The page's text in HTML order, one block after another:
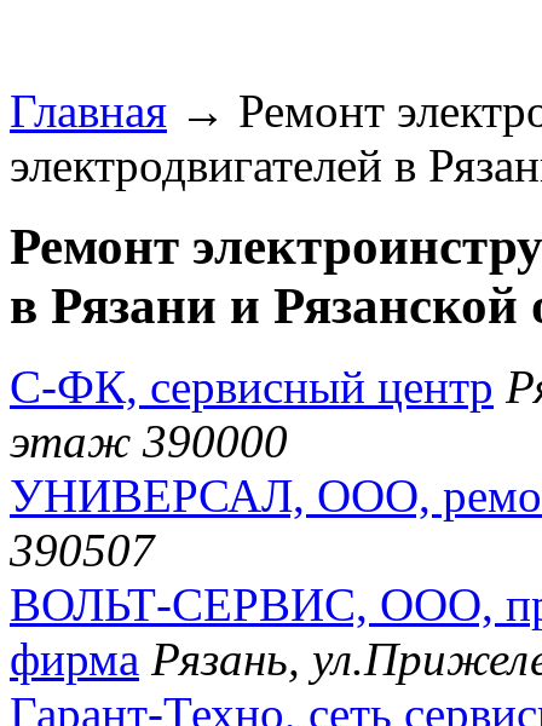
Главная → Ремонт
электродвигателей в
Ремонт
в Рязани и Рязанской
С-ФК, сервисный центр
этаж 390000
УНИВЕРСАЛ, ООО,
390507
ВОЛЬТ-СЕРВИС, ООО,
фирма Рязань,
Гарант-Техно, сеть